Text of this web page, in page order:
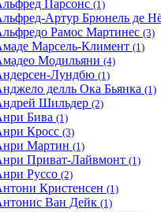
Парсонс (1)
Артур Брюнель де
Рамос Мартинес (3)
Марсель-Климент (1)
Модильяни (4)
Лундбю (1)
делль Ока Бьянка (1)
Шильдер (2)
Бива (1)
Кросс (3)
Мартин (1)
Приват-Лайвмонт (1)
Руссо (2)
Кристенсен (1)
Ван Дейк (1)